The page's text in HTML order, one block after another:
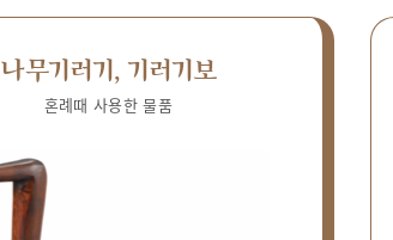
나무기러기, 기러기보
혼례때 사용한 물품